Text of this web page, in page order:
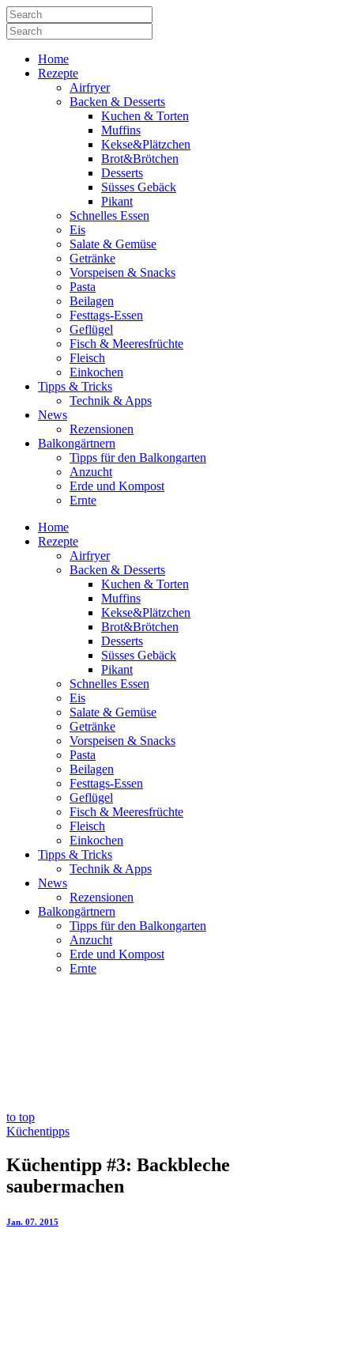
Home
Rezepte
Airfryer
Backen & Desserts
Kuchen & Torten
Muffins
Kekse&Plätzchen
Brot&Brötchen
Desserts
Süsses Gebäck
Pikant
Schnelles Essen
Eis
Salate & Gemüse
Getränke
Vorspeisen & Snacks
Pasta
Beilagen
Festtags-Essen
Geflügel
Fisch & Meeresfrüchte
Fleisch
Einkochen
Tipps & Tricks
Technik & Apps
News
Rezensionen
Balkongärtnern
Tipps für den Balkongarten
Anzucht
Erde und Kompost
Ernte
Home
Rezepte
Airfryer
Backen & Desserts
Kuchen & Torten
Muffins
Kekse&Plätzchen
Brot&Brötchen
Desserts
Süsses Gebäck
Pikant
Schnelles Essen
Eis
Salate & Gemüse
Getränke
Vorspeisen & Snacks
Pasta
Beilagen
Festtags-Essen
Geflügel
Fisch & Meeresfrüchte
Fleisch
Einkochen
Tipps & Tricks
Technik & Apps
News
Rezensionen
Balkongärtnern
Tipps für den Balkongarten
Anzucht
Erde und Kompost
Ernte
to top
Küchentipps
Küchentipp #3: Backbleche
saubermachen
Jan. 07. 2015